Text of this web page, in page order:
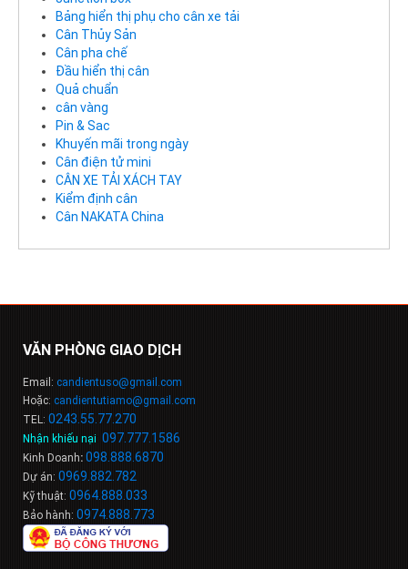
Bảng hiển thị phụ cho cân xe tải
Cân Thủy Sản
Cân pha chế
Đầu hiển thị cân
Quả chuẩn
cân vàng
Pin & Sac
Khuyến mãi trong ngày
Cân điện tử mini
CÂN XE TẢI XÁCH TAY
Kiểm định cân
Cân NAKATA China
VĂN PHÒNG GIAO DỊCH
Email: candientuso@gmail.com
Hoặc: candientutiamo@gmail.com
TEL: 0243.55.77.270
Nhận khiếu nại 097.777.1586
Kinh Doanh: 098.888.6870
Dự án: 0969.882.782
Kỹ thuật: 0964.888.033
Bảo hành: 0974.888.773